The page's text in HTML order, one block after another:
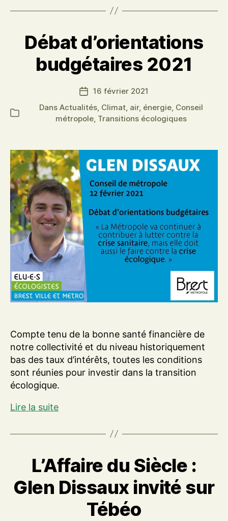
de
d’EDF
Débat d’orientations
budgétaires 2021
Date
de
l’article
16 février 2021
Catégories
Dans Actualités Climat, air, énergie Conseil
métropole Transitions écologiques
Compte tenu de la bonne santé financière de
notre collectivité et du niveau historiquement
bas des taux d’intérêts, toutes les conditions
sont réunies pour investir dans la transition
écologique.
Lire la suiteDébat
budgétaires
L’Affaire du Siècle :
Glen Dissaux invité sur
Tébéo